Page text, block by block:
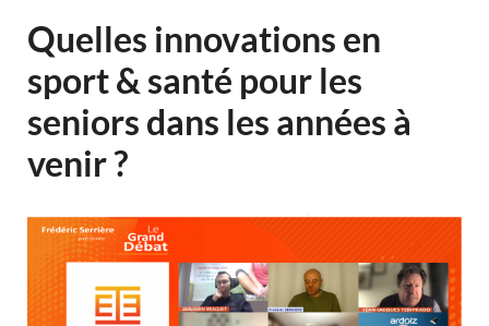
Quelles innovations en
sport & santé pour les
seniors dans les années à
venir ?